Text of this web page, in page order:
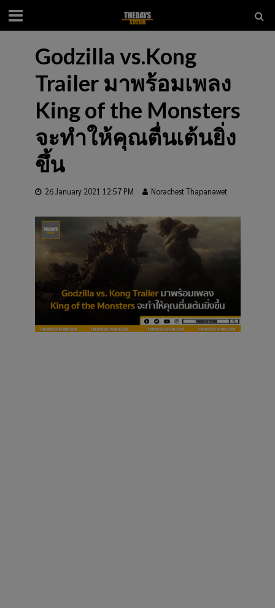
Godzilla vs.Kong
Trailer มาพร้อมเพลง
King of the Monsters
จะทำให้คุณตื่นเต้นยิ่ง
ขึ้น
26 January 2021 12:57 PM Norachest Thapanawet